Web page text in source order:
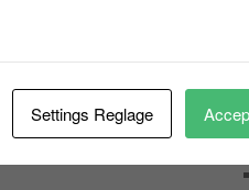
Settings Reglage